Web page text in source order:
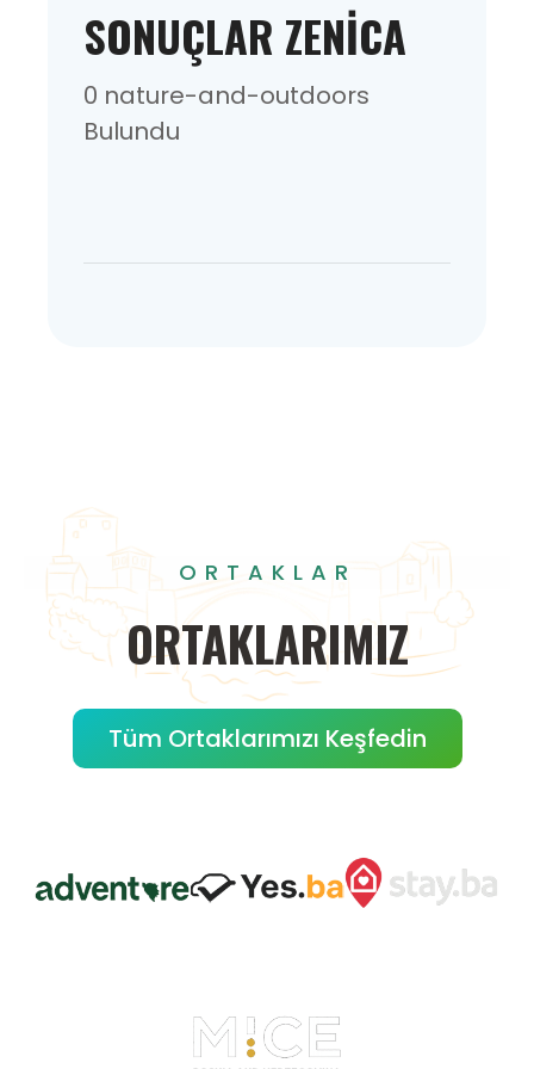
SONUÇLAR ZENICA
0 nature-and-outdoors
Bulundu
ORTAKLAR
ORTAKLARIMIZ
Tüm Ortaklarımızı Keşfedin